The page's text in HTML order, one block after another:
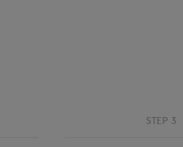
STEP 3